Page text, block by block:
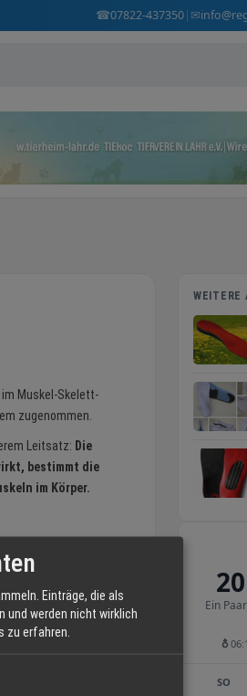
☎07822-437350| ✉
Muskel-Skelett-
zugenommen.
Leitsatz: Die
bestimmt die
im Körper.
und zu
und die
Einlegesohlen
Beschwerden
WEITERE
Ein
SO
Einträge, die als
und werden nicht wirklich
zu erfahren.